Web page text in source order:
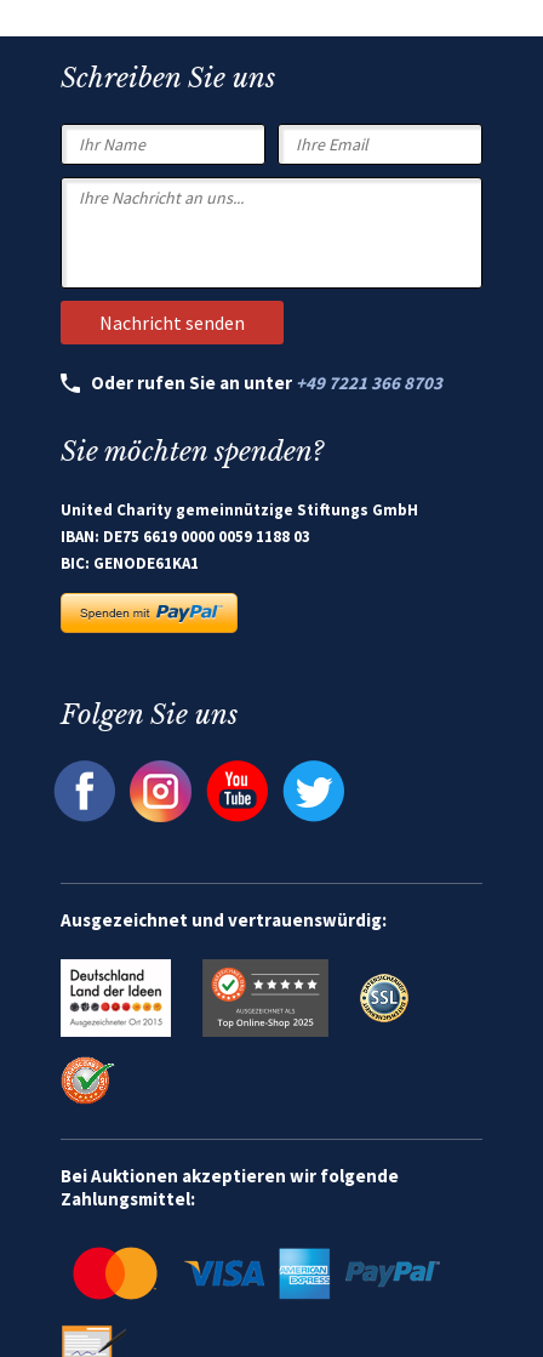
Schreiben Sie uns
Oder rufen Sie an unter +49 7221 366 8703
Sie möchten spenden?
United Charity gemeinnützige Stiftungs GmbH
IBAN: DE75 6619 0000 0059 1188 03
BIC: GENODE61KA1
Folgen Sie uns
Ausgezeichnet und vertrauenswürdig:
Bei Auktionen akzeptieren wir folgende
Zahlungsmittel: